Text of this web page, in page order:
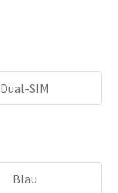
Dual-SIM
Blau